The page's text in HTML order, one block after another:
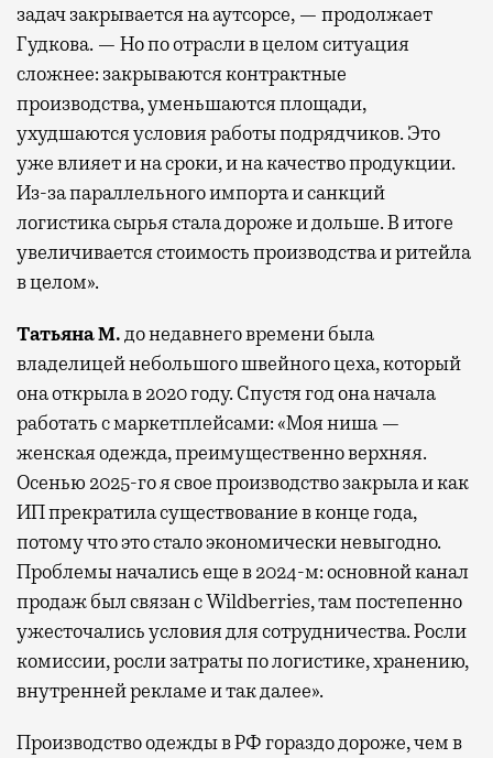
задач закрывается на аутсорсе, — продолжает
Гудкова. — Но по отрасли в целом ситуация
сложнее: закрываются контрактные
производства, уменьшаются площади,
ухудшаются условия работы подрядчиков. Это
уже влияет и на сроки, и на качество продукции.
Из-за параллельного импорта и санкций
логистика сырья стала дороже и дольше. В итоге
увеличивается стоимость производства и ритейла
в целом».
Татьяна М.до недавнего времени была
владелицей небольшого швейного цеха, который
она открыла в 2020 году. Спустя год она начала
работать с маркетплейсами: «Моя ниша —
женская одежда, преимущественно верхняя.
Осенью 2025-го я свое производство закрыла и как
ИП прекратила существование в конце года,
потому что это стало экономически невыгодно.
Проблемы начались еще в 2024-м: основной канал
продаж был связан с Wildberries, там постепенно
ужесточались условия для сотрудничества. Росли
комиссии, росли затраты по логистике, хранению,
внутренней рекламе и так далее».
Производство одежды в РФ гораздо дороже, чем в